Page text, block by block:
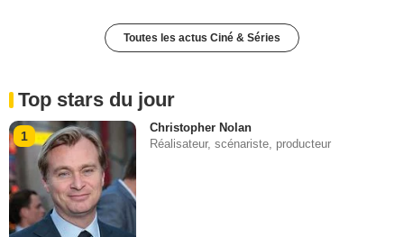
Toutes les actus Ciné & Séries
Top stars du jour
1
Christopher Nolan
Réalisateur, scénariste, producteur